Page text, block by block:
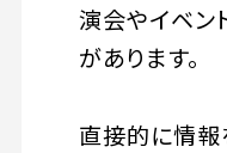
演会やイベン
があります。
直接的に情報